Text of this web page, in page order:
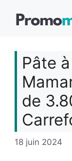
Pâte
de
18 juin 2024